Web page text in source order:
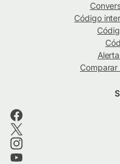
Código